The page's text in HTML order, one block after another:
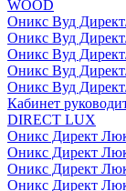
WOOD
Оникс Вуд
Оникс Вуд
Оникс Вуд
Оникс Вуд
Оникс Вуд
Кабинет
DIRECT LUX
Оникс Директ
Оникс Директ
Оникс Директ
Оникс Директ